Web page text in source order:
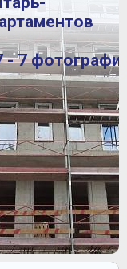
- 7